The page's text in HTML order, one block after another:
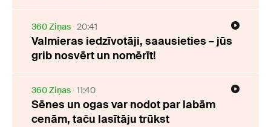
360 Ziņas 20:41
Valmieras iedzīvotāji, saausieties – jūs
grib nosvērt un nomērīt!
360 Ziņas 11:40
Sēnes un ogas var nodot par labām
cenām, taču lasītāju trūkst